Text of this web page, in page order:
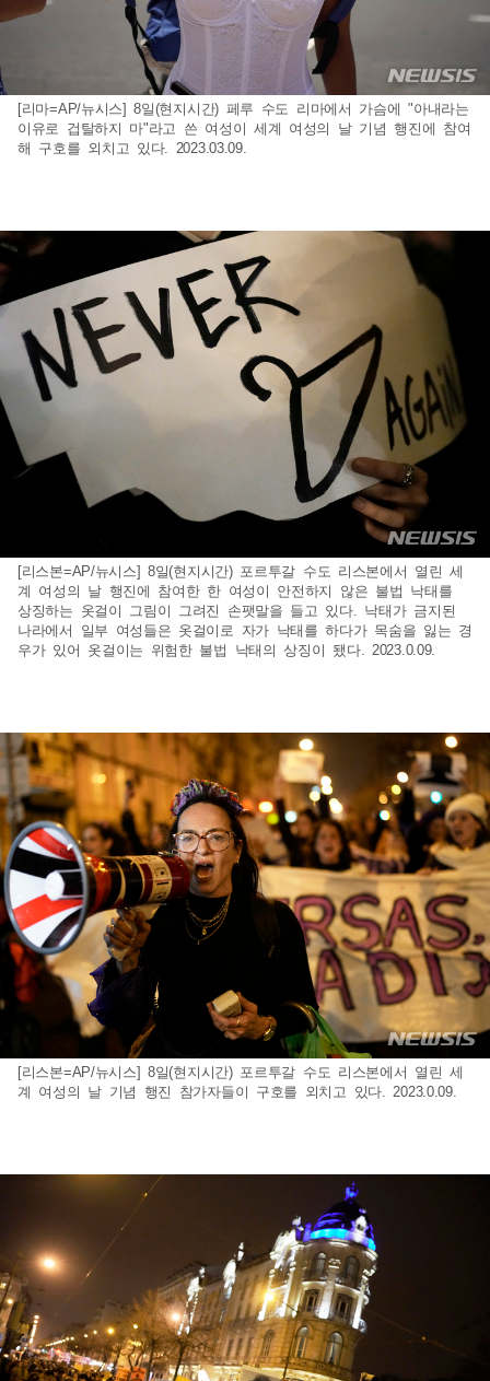
[리마=AP/뉴시스] 8일(현지시간) 페루 수도 리마에서 가슴에 "아내라는
이유로 겁탈하지 마"라고 쓴 여성이 세계 여성의 날 기념 행진에 참여
해 구호를 외치고 있다. 2023.03.09.
[리스본=AP/뉴시스] 8일(현지시간) 포르투갈 수도 리스본에서 열린 세
계 여성의 날 행진에 참여한 한 여성이 안전하지 않은 불법 낙태를
상징하는 옷걸이 그림이 그려진 손팻말을 들고 있다. 낙태가 금지된
나라에서 일부 여성들은 옷걸이로 자가 낙태를 하다가 목숨을 잃는 경
우가 있어 옷걸이는 위험한 불법 낙태의 상징이 됐다. 2023.0.09.
[리스본=AP/뉴시스] 8일(현지시간) 포르투갈 수도 리스본에서 열린 세
계 여성의 날 기념 행진 참가자들이 구호를 외치고 있다. 2023.0.09.